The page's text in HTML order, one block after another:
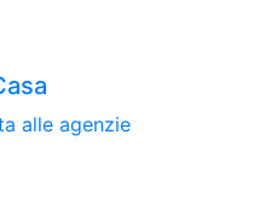
alle agenzie